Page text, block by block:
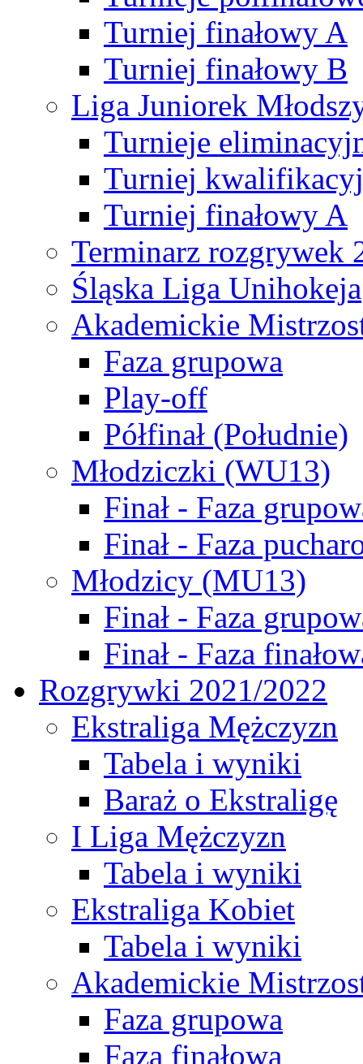
Turniej finałowy A
Turniej finałowy B
Liga Juniorek
Turnieje
Turniej
Turniej finałowy A
Terminarz rozgrywek
Śląska Liga Unihokeja
Akademickie
Faza grupowa
Play-off
Półfinał (Południe)
Młodziczki (WU13)
Finał - Faza
Finał - Faza
Młodzicy (MU13)
Finał - Faza
Finał - Faza
Rozgrywki 2021/2022
Ekstraliga Mężczyzn
Tabela i wyniki
Baraż o Ekstraligę
I Liga Mężczyzn
Tabela i wyniki
Ekstraliga Kobiet
Tabela i wyniki
Akademickie
Faza grupowa
Faza finałowa